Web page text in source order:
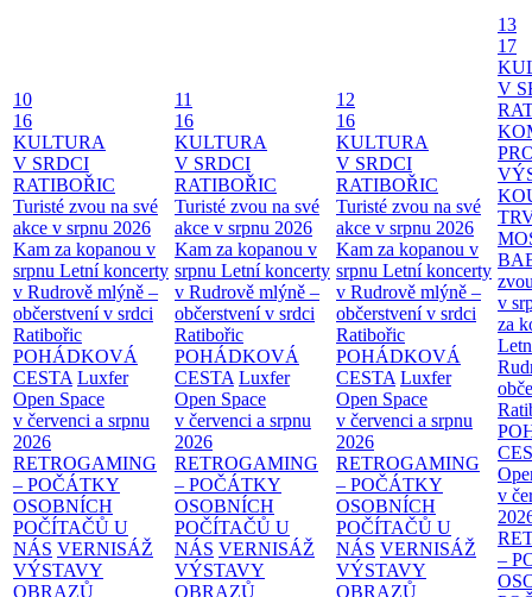
10
16
KULTURA
V SRDCI
RATIBOŘIC
Turisté zvou na své
akce v srpnu 2026
Kam za kopanou v
srpnu Letní koncerty
v Rudrově mlýně –
občerstvení v srdci
Ratibořic
POHÁDKOVÁ
CESTA Luxfer
Open Space
v červenci a srpnu
2026
RETROGAMING
– POČÁTKY
OSOBNÍCH
POČÍTAČŮ U
NÁS VERNISÁŽ
VÝSTAVY
OBRAZŮ
11
16
KULTURA
V SRDCI
RATIBOŘIC
Turisté zvou na své
akce v srpnu 2026
Kam za kopanou v
srpnu Letní koncerty
v Rudrově mlýně –
občerstvení v srdci
Ratibořic
POHÁDKOVÁ
CESTA Luxfer
Open Space
v červenci a srpnu
2026
RETROGAMING
– POČÁTKY
OSOBNÍCH
POČÍTAČŮ U
NÁS VERNISÁŽ
VÝSTAVY
OBRAZŮ
12
16
KULTURA
V SRDCI
RATIBOŘIC
Turisté zvou na své
akce v srpnu 2026
Kam za kopanou v
srpnu Letní koncerty
v Rudrově mlýně –
občerstvení v srdci
Ratibořic
POHÁDKOVÁ
CESTA Luxfer
Open Space
v červenci a srpnu
2026
RETROGAMING
– POČÁTKY
OSOBNÍCH
POČÍTAČŮ U
NÁS VERNISÁŽ
VÝSTAVY
OBRAZŮ
13
17
V
v
za
v
–